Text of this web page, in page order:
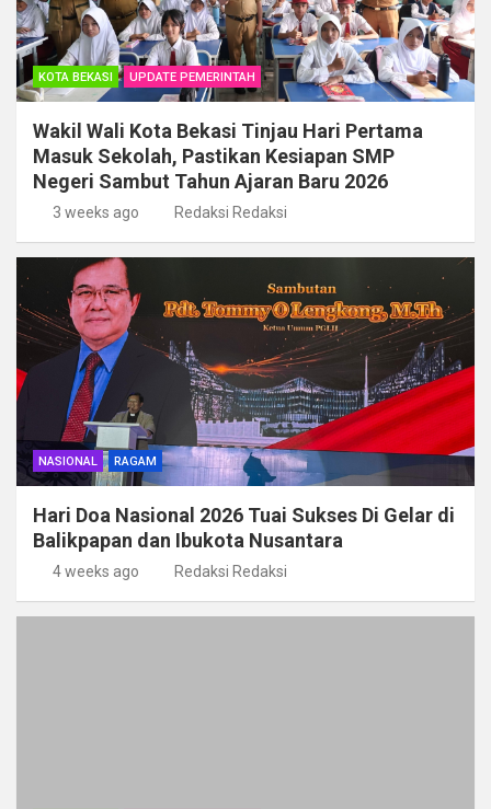
KOTA BEKASI UPDATE PEMERINTAH
Wakil Wali Kota Bekasi Tinjau Hari Pertama
Masuk Sekolah, Pastikan Kesiapan SMP
Negeri Sambut Tahun Ajaran Baru 2026
3 weeks ago Redaksi Redaksi
NASIONAL RAGAM
Hari Doa Nasional 2026 Tuai Sukses Di Gelar di
Balikpapan dan Ibukota Nusantara
4 weeks ago Redaksi Redaksi